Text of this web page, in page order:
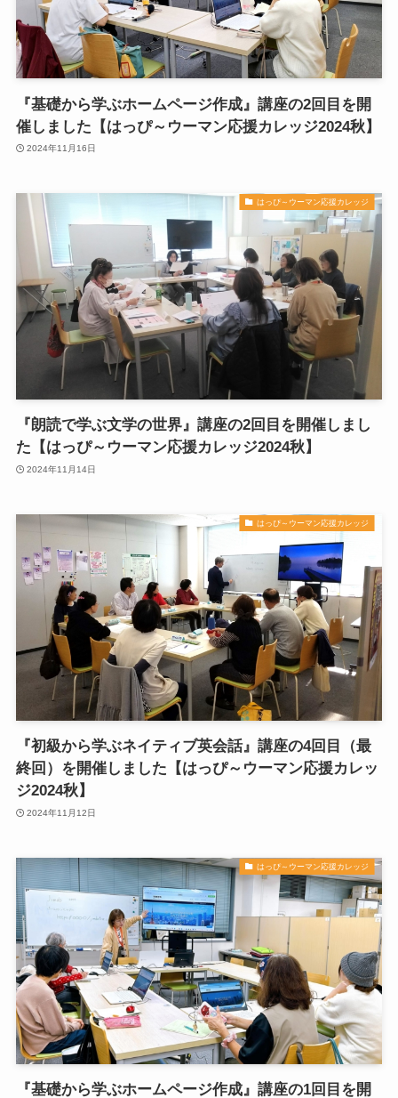
『基礎から学ぶホームページ作成』講座の2回目を開
催しました【はっぴ～ウーマン応援カレッジ2024秋】
2024年11月16日
はっぴ～ウーマン応援カレッジ
『朗読で学ぶ文学の世界』講座の2回目を開催しまし
た【はっぴ～ウーマン応援カレッジ2024秋】
2024年11月14日
はっぴ～ウーマン応援カレッジ
『初級から学ぶネイティブ英会話』講座の4回目（最
終回）を開催しました【はっぴ～ウーマン応援カレッ
ジ2024秋】
2024年11月12日
はっぴ～ウーマン応援カレッジ
『基礎から学ぶホームページ作成』講座の1回目を開